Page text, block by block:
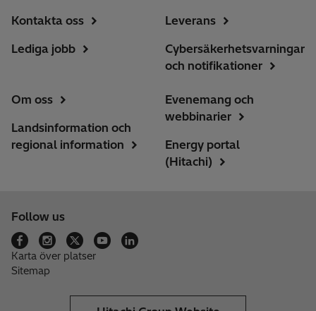
Kontakta oss
Lediga jobb
Leverans
Cybersäkerhetsvarningar
och notifikationer
Om oss
Landsinformation och
regional information
Evenemang och
webbinarier
Energy portal
(Hitachi)
Follow us
Karta över platser
Sitemap